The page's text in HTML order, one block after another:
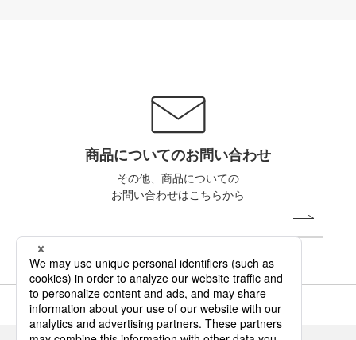
商品についてのお問い合わせ
その他、商品についての
お問い合わせはこちらから